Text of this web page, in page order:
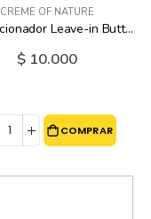
CREME OF NATURE
Acondicionador Leave-in Butter Blend Y Flaxseed Creme Of Nature - 1.7 Oz
$ 10.000
COMPRAR